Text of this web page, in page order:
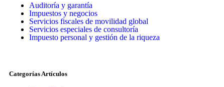
Auditoría y garantía
Impuestos y negocios
Servicios fiscales de movilidad global
Servicios especiales de consultoría
Impuesto personal y gestión de la riqueza
Categorías Artículos